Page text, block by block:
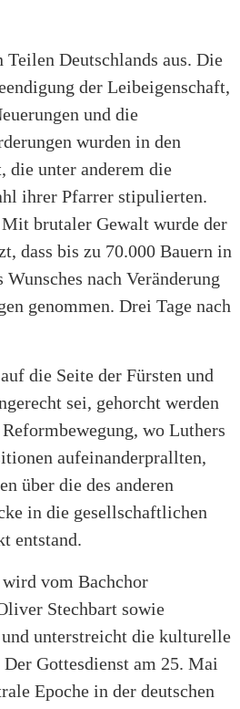
Deutschlands aus. Die
der Leibeigenschaft,
und die
wurden in den
die unter anderem die
ihrer Pfarrer stipulierten.
brutaler Gewalt wurde der
dass bis zu 70.000 Bauern in
nach Veränderung
genommen. Drei Tage nach
die Seite der Fürsten und
sei, gehorcht werden
wo Luthers
aufeinanderprallten,
über die des anderen
in die gesellschaftlichen
entstand.
vom Bachchor
Stechbart sowie
unterstreicht die kulturelle
Gottesdienst am 25. Mai
Epoche in der deutschen